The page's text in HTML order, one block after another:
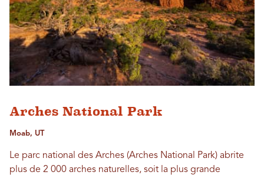
Arches National Park
Moab, UT
Le parc national des Arches (Arches National Park) abrite
plus de 2 000 arches naturelles, soit la plus grande